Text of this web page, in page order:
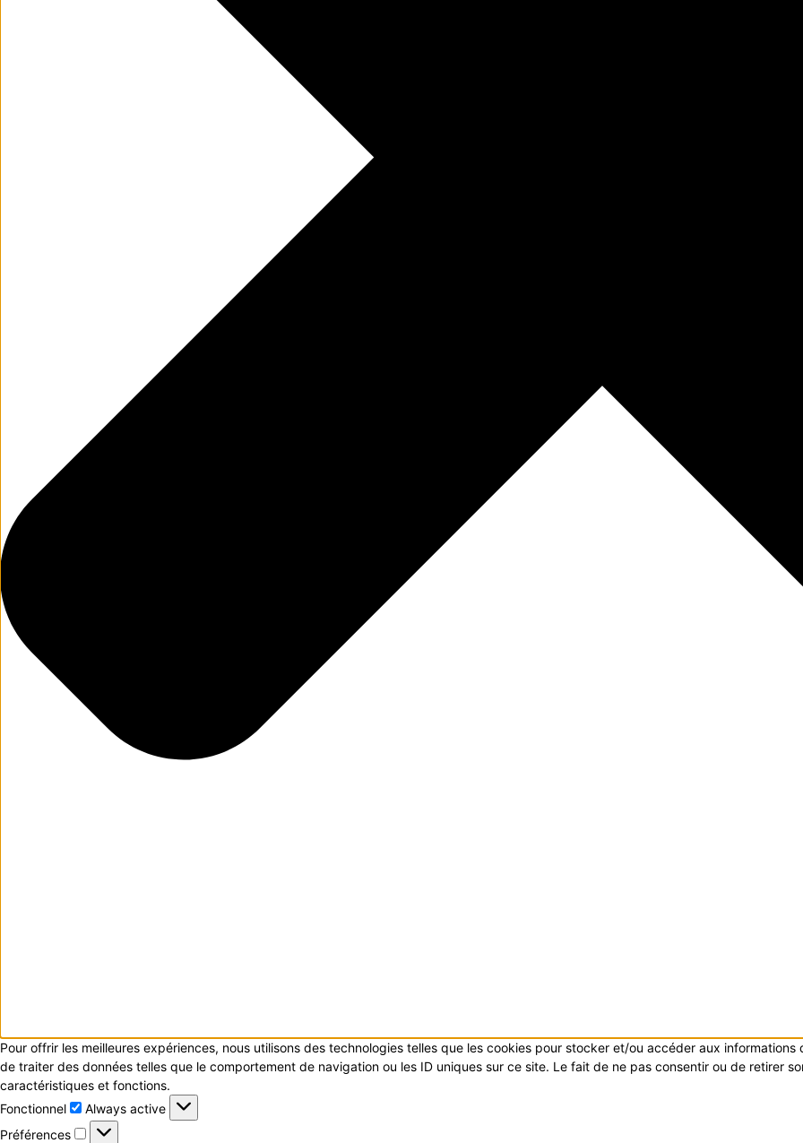
Pour offrir les meilleures expériences, nous utilisons des technologies telles que les cookies pour stocker et/ou accéder aux
de traiter des données telles que le comportement de navigation ou les ID uniques sur ce site. Le fait de ne pas consentir ou de retirer
caractéristiques et fonctions.
Fonctionnel
Fonctionnel
Always active
Préférences
Préférences